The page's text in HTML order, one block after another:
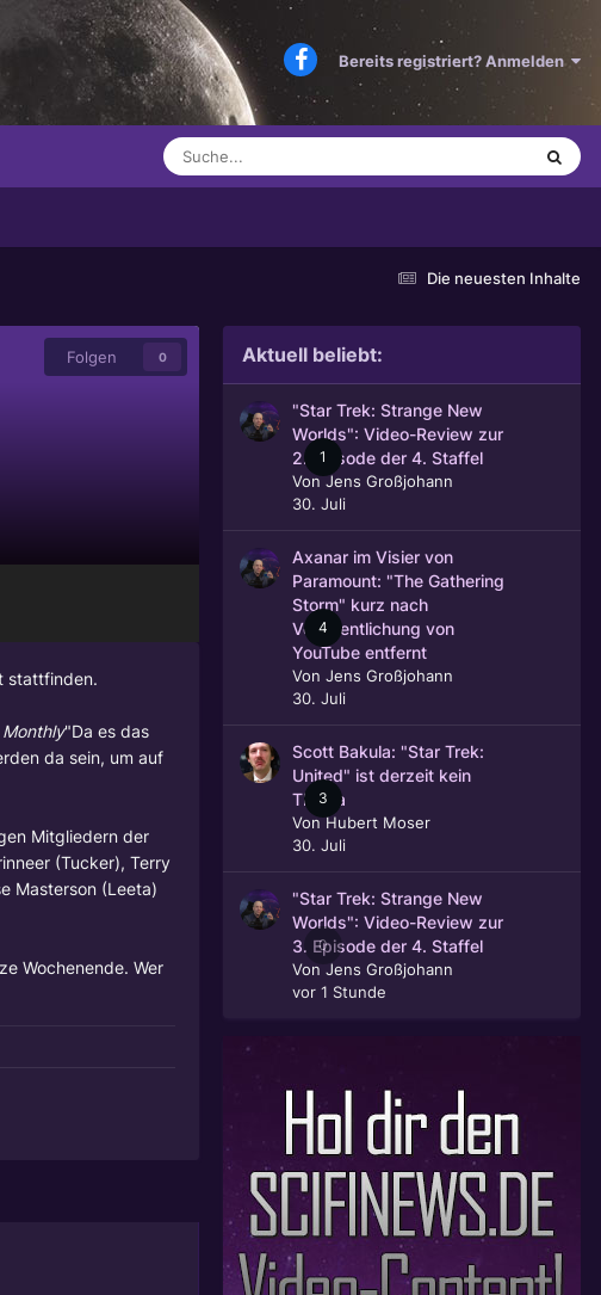
Bereits registriert? Anmelden
Die neuesten Inhalte
Folgen 0
stattfinden.
"Da es das
da sein, um auf
Mitgliedern der
(Tucker), Terry
Masterson (Leeta)
Wochenende. Wer
Aktuell beliebt:
1
"Star Trek: Strange New
Worlds": Video-Review zur
2. Episode der 4. Staffel
VonJens Großjohann
30. Juli
4
Axanar im Visier von
Paramount: "The Gathering
Storm" kurz nach
Veröffentlichung von
YouTube entfernt
Von Jens Großjohann
30. Juli
3
Scott Bakula: "Star Trek:
United" ist derzeit kein
Thema
VonHubert Moser
30. Juli
0
"Star Trek: Strange New
Worlds": Video-Review zur
3. Episode der 4. Staffel
Von Jens Großjohann
vor 1 Stunde